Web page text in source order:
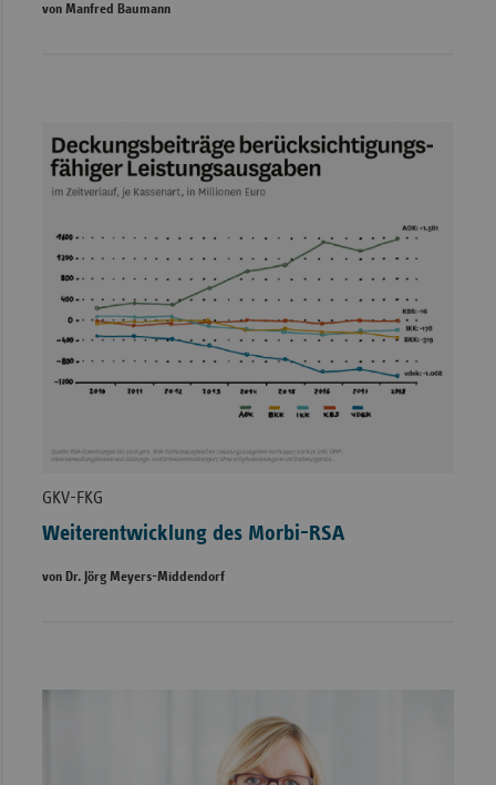
von Manfred Baumann
GKV-FKG
Weiterentwicklung des Morbi-RSA
von Dr. Jörg Meyers-Middendorf